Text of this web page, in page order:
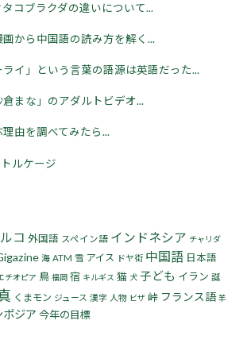
コブラクダの違いについて...
から中国語の読み方を解く...
ライ」という言葉の語源は英語だった...
まな」のアダルトビデオ...
由を調べてみたら...
ルケージ
コ 外国語 スペイン語 インドネシア チャリダ
海 ATM 雪 アイス ドヤ街 中国語 日本語
チオピア 鳥 福岡 宿 キルギス 猫 犬 子ども イラン 誕
くまモン ジュース 漢字 人物 ビザ 峠 フランス語 羊
ボジア 今年の目標